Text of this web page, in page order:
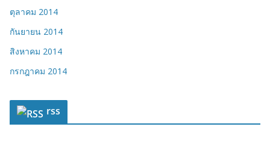
ตุลาคม 2014
กันยายน 2014
สิงหาคม 2014
กรกฎาคม 2014
rss